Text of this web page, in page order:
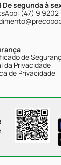
De segunda à
(47) 9
de
da Privacidade
de Privacidade